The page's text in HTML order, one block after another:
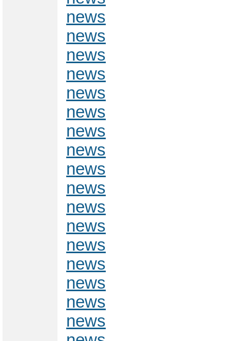
news
news
news
news
news
news
news
news
news
news
news
news
news
news
news
news
news